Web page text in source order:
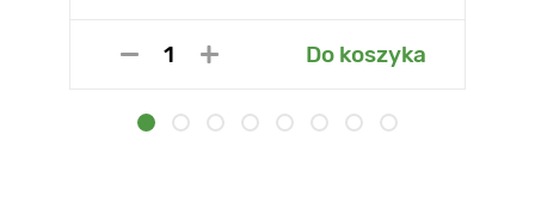
Do koszyka